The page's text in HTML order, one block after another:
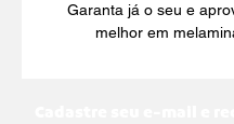
Garanta já o seu e
melhor em